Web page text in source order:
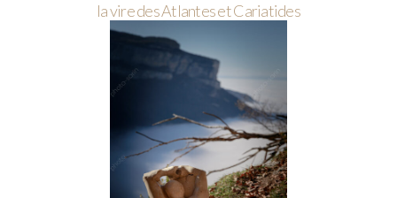
la vire des Atlantes et Cariatides